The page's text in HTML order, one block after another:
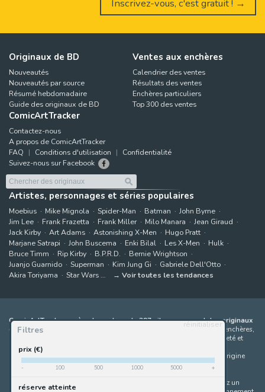
Filtres
réinitialiser
prix (€)
- 100 500 1000 5000 +
réserve atteinte
Inscrivez-vous, c'est gratuit ! →
Originaux de BD
Nouveautés
Nouveautés par source
Résumé hebdomadaire
Guide des originaux de BD
Ventes aux enchères
Calendrier des ventes
Résultats des ventes
Enchères particuliers
Top 300 des ventes
ComicArtTracker
Contactez-nous
A propos de ComicArtTracker
FAQ
Conditions d'utilisation
Confidentialité
Suivez-nous sur Facebook
Artistes, personnages et séries populaires
Moebius Mike Mignola Spider-Man Batman
John Byrne
Jim Lee
Frank Frazetta Frank Miller Milo Manara
Jean Giraud
Jack Kirby
Art Adams Astonishing X-Men
Hugo Pratt
Marjane Satrapi
John Buscema Enki Bilal Les X-Men
Hulk
Bruce Timm
Rip Kirby B.P.R.D.
Bernie Wrightson
Juanjo Guarnido
Superman Kim Jung Gi
Gabriele Dell'Otto
Akira Toriyama
Star Wars Voir toutes les tendances
ComicArtTracker agrège le contenu de 397 sites proposant des originaux
de bandes dessinées à la vente
(galeries, maisons de ventes aux enchères,
places de marché et sites d'artistes). Aucun produit ne peut être acheté et
aucune enchère ne peut être effectuée directement sur le site de
ComicArtTracker. En cas de différence entre les contenus, le site d'origine
prévaut toujours. Certains liens sur ComicArtTracker sont des liens
commission (sans coût supplémentaire pour vous) si vous effectuez un